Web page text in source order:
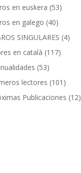
en euskera (53)
en galego (40)
SINGULARES (4)
en català (117)
(53)
lectores (101)
Publicaciones (12)